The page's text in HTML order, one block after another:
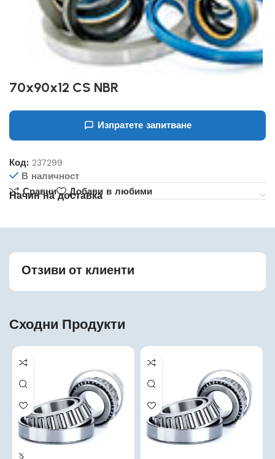
70x90x12 CS NBR
Изпратете запитване
Код:237299
В наличност
Сравни
Добави в любими
Начин на доставка
Отзиви от клиенти
Сходни Продукти